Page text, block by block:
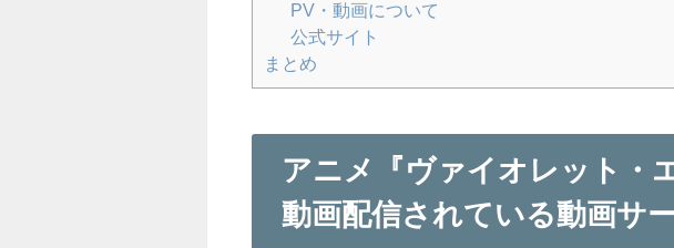
PV・動画について
公式サイト
まとめ
アニメ『ヴァイオレット・
動画配信されている動画サ